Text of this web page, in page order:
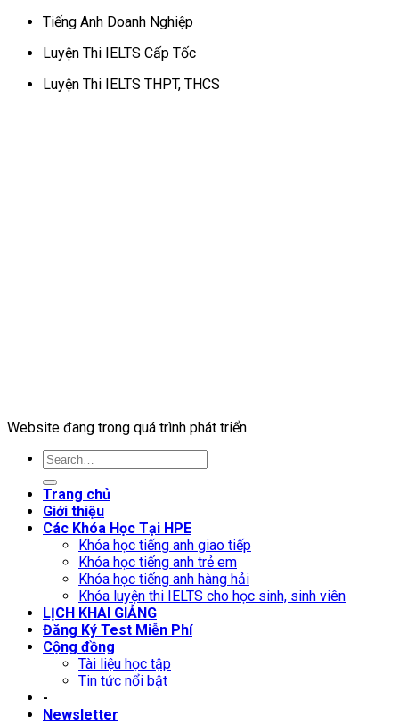
Tiếng Anh Doanh Nghiệp
Luyện Thi IELTS Cấp Tốc
Luyện Thi IELTS THPT, THCS
Website đang trong quá trình phát triển
Trang chủ
Giới thiệu
Các Khóa Học Tại HPE
Khóa học tiếng anh giao tiếp
Khóa học tiếng anh trẻ em
Khóa học tiếng anh hàng hải
Khóa luyện thi IELTS cho học sinh, sinh viên
LỊCH KHAI GIẢNG
Đăng Ký Test Miễn Phí
Cộng đồng
Tài liệu học tập
Tin tức nổi bật
-
Newsletter